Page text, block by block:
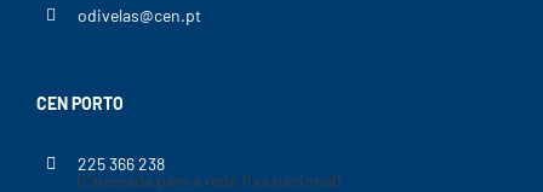
odivelas@cen.pt
CEN PORTO
225 366 238
(Chamada para a rede fixa nacional)